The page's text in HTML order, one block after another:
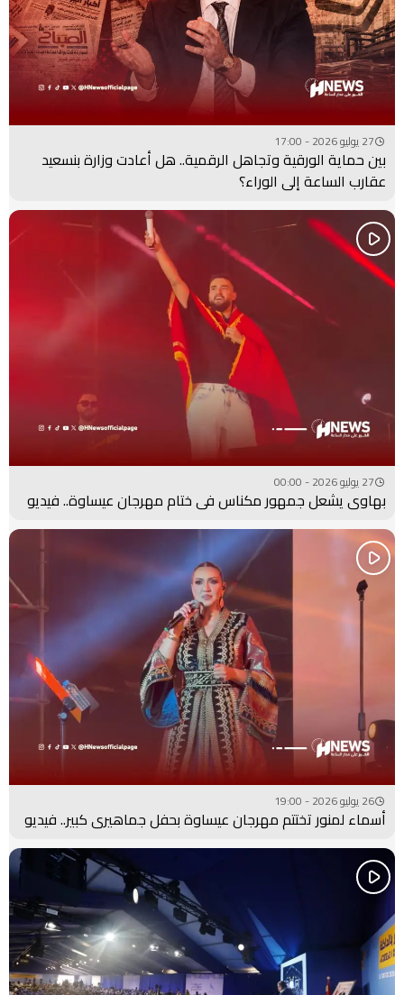
27 يوليو 2026 - 17:00
بين حماية الورقية وتجاهل الرقمية.. هل أعادت وزارة بنسعيد
عقارب الساعة إلى الوراء؟
27 يوليو 2026 - 00:00
بهاوي يشعل جمهور مكناس في ختام مهرجان عيساوة.. فيديو
26 يوليو 2026 - 19:00
أسماء لمنور تختتم مهرجان عيساوة بحفل جماهيري كبير.. فيديو